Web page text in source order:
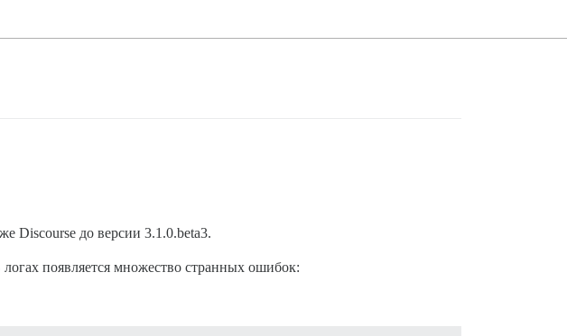
Discourse до версии 3.1.0.beta3.
появляется множество странных ошибок: